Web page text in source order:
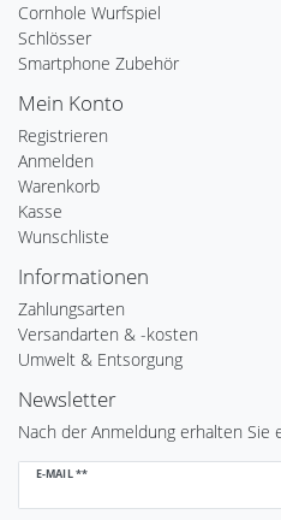
Cornhole Wurfspiel
Schlösser
Smartphone Zubehör
Mein Konto
Registrieren
Anmelden
Warenkorb
Kasse
Wunschliste
Informationen
Zahlungsarten
Versandarten & -kosten
Umwelt & Entsorgung
Newsletter
Nach der Anmeldung erhalten Sie
E-MAIL **
Newsletter